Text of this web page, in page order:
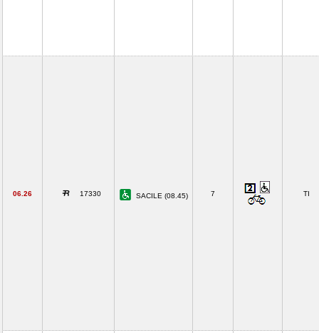
06.26 17330 SACILE (08.45) 7 TI